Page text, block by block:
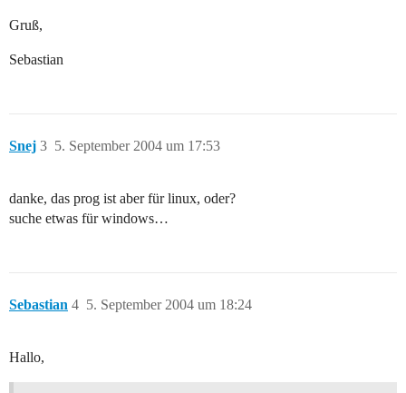
Gruß,
Sebastian
Snej 5. September 2004 um 17:53
3
danke, das prog ist aber für linux, oder?
suche etwas für windows…
Sebastian 5. September 2004 um 18:24
4
Hallo,